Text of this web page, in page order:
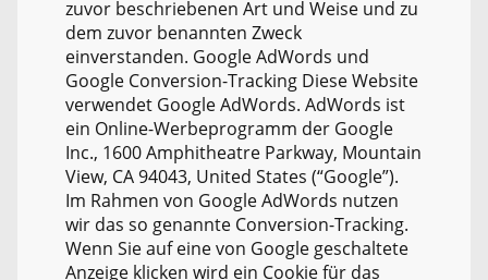
zuvor beschriebenen Art und Weise und zu
dem zuvor benannten Zweck
einverstanden. Google AdWords und
Google Conversion-Tracking Diese Website
verwendet Google AdWords. AdWords ist
ein Online-Werbeprogramm der Google
Inc., 1600 Amphitheatre Parkway, Mountain
View, CA 94043, United States (“Google”).
Im Rahmen von Google AdWords nutzen
wir das so genannte Conversion-Tracking.
Wenn Sie auf eine von Google geschaltete
Anzeige klicken wird ein Cookie für das